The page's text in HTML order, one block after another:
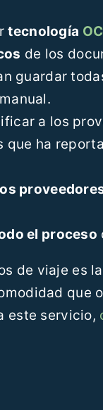
tecnología
de los
guardar
a los
que ha
el proceso
de viaje es
que
este servicio,